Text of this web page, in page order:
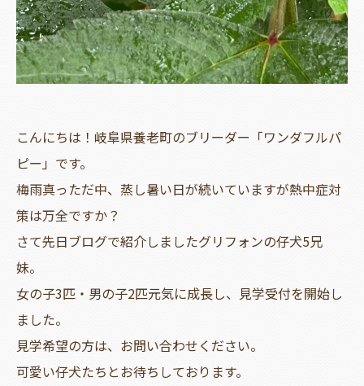
こんにちは！岐阜県養老町のブリーダー「ワンダフルパ
ピー」です。
梅雨真っただ中、蒸し暑い日が続いていますが熱中症対
策は万全ですか？
さて先日ブログで紹介しましたグリフォンの仔犬5兄
妹。
女の子3匹・男の子2匹元気に成長し、見学受付を開始し
ました。
見学希望の方は、お問い合わせください。
可愛い仔犬たちとお待ちしております。